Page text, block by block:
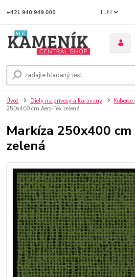
EUR
+421 940 949 000
Úvod Diely na prívesy a karavany
250x400 cm Aero-Tex zelená
Markíza 250x400
zelená